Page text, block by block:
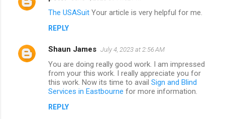
The USASuit Your article is very helpful for me.
REPLY
Shaun James July 4, 2023 at 2:56 AM
You are doing really good work. I am impressed
from your this work. I really appreciate you for
this work. Now its time to avail Sign and Blind
Services in Eastbourne for more information.
REPLY